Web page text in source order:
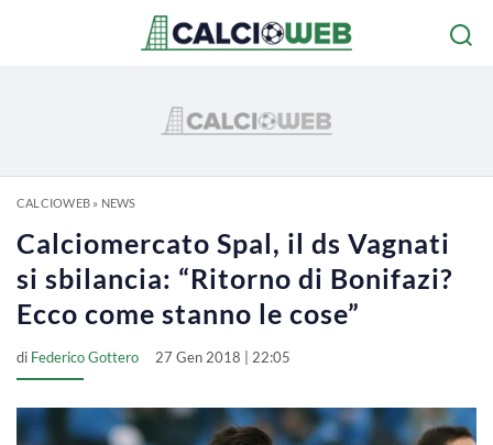
CALCIOWEB» NEWS
Calciomercato Spal, il ds Vagnati
si sbilancia: “Ritorno di Bonifazi?
Ecco come stanno le cose”
di Federico Gottero 27 Gen 2018 | 22:05